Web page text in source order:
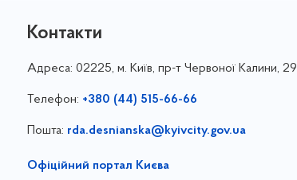
Контакти
Адреса: 02225, м. Київ, пр-т Червоної Калини, 29
Телефон: +380 (44) 515-66-66
Пошта: rda.desnianska@kyivcity.gov.ua
Офіційний портал Києва